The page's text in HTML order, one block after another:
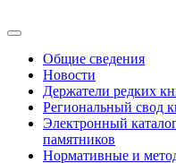
Общие сведения
Новости
Держатели редких
Региональный свод
Электронный
памятников
Нормативные и